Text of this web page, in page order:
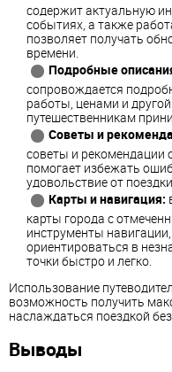
содержит актуальную
событиях, а также
позволяет получать
времени.
Подробные
сопровождается
работы, ценами и
путешественникам
Советы и
советы и рекомендации
помогает избежать
удовольствие от поездки.
Карты и навигация:
карты города с
инструменты
ориентироваться в
точки быстро и легко.
Использование
возможность получить
наслаждаться поездкой
Выводы